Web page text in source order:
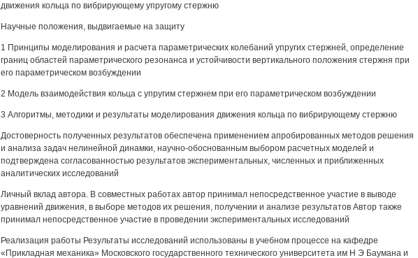
движения кольца по вибрирующему упругому стержню
Научные положения, выдвигаемые на защиту
1 Принципы моделирования и расчета параметрических колебаний упругих стержней, определение
границ областей параметрического резонанса и устойчивости вертикального положения стержня при
его параметрическом возбуждении
2 Модель взаимодействия кольца с упругим стержнем при его параметрическом возбуждении
3 Алгоритмы, методики и результаты моделирования движения кольца по вибрирующему стержню
Достоверность полученных результатов обеспечена применением апробированных методов решения
и анализа задач нелинейной динамки, научно-обоснованным выбором расчетных моделей и
подтверждена согласованностью результатов экспериментальных, численных и приближенных
аналитических исследований
Личный вклад автора. В совместных работах автор принимал непосредственное участие в выводе
уравнений движения, в выборе методов их решения, получении и анализе результатов Автор также
принимал непосредственное участие в проведении экспериментальных исследований
Реализация работы Результаты исследований использованы в учебном процессе на кафедре
«Прикладная механика» Московского государственного технического университета им Н Э Баумана и